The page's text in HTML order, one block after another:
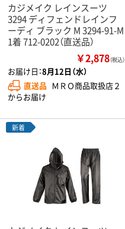
カジメイク レインスーツ
3294 ディフェンドレインフ
ーディ ブラック M 3294-91-M
1着 712-0202（直送品）
￥2,878（税込）
お届け日：8月12日（水）
直送品 ＭＲＯ商品取扱店２
からお届け
新着